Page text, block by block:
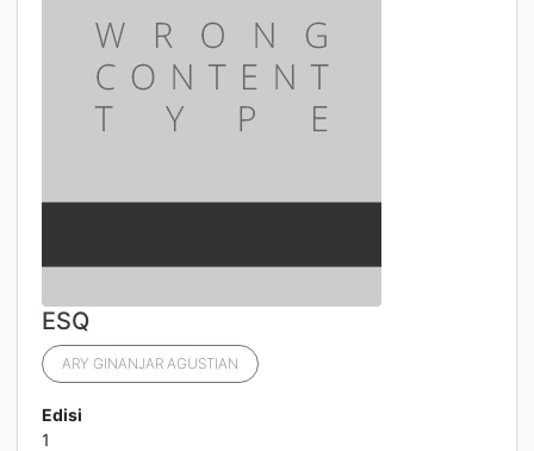
ESQ
ARY GINANJAR AGUSTIAN
Edisi
1